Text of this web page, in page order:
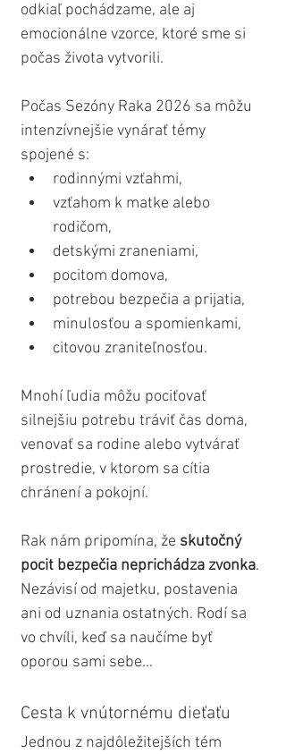
odkiaľ pochádzame, ale aj
emocionálne vzorce, ktoré sme si
počas života vytvorili.
Počas Sezóny Raka 2026 sa môžu
intenzívnejšie vynárať témy
spojené s:
rodinnými vzťahmi,
vzťahom k matke alebo
rodičom,
detskými zraneniami,
pocitom domova,
potrebou bezpečia a prijatia,
minulosťou a spomienkami,
citovou zraniteľnosťou.
Mnohí ľudia môžu pociťovať
silnejšiu potrebu tráviť čas doma,
venovať sa rodine alebo vytvárať
prostredie, v ktorom sa cítia
chránení a pokojní.
Rak nám pripomína, že skutočný
pocit bezpečia neprichádza zvonka.
Nezávisí od majetku, postavenia
ani od uznania ostatných. Rodí sa
vo chvíli, keď sa naučíme byť
oporou sami sebe...
Cesta k vnútornému dieťaťu
Jednou z najdôležitejších tém